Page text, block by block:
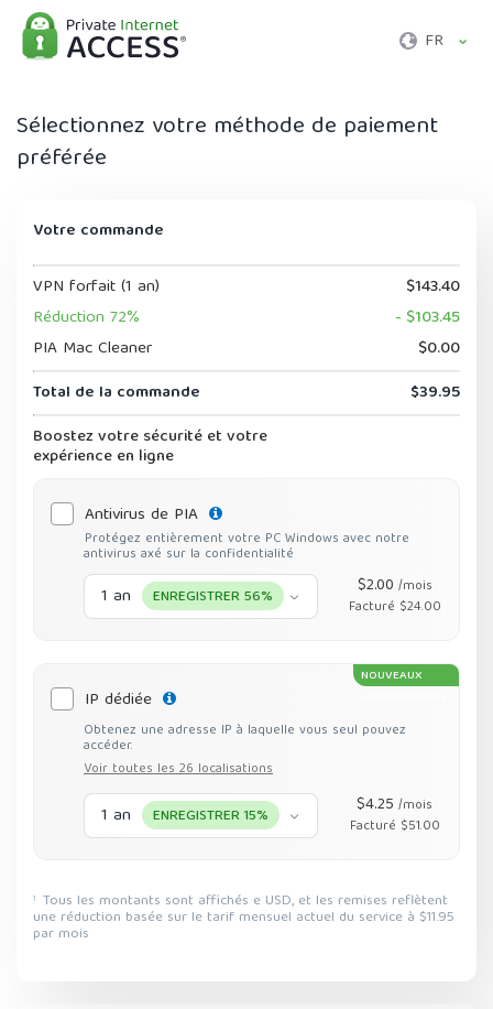
FR
Sélectionnez votre méthode de paiement
préférée
Votre commande
VPN forfait (1 an)
$143.40
Réduction 72%
- $103.45
PIA Mac Cleaner
$0.00
Total de la commande
$39.95
Boostez votre sécurité et votre
expérience en ligne
Antivirus de PIA
Protégez entièrement votre PC Windows avec notre
antivirus axé sur la confidentialité
1 an ENREGISTRER 56% $2.00 /mois
Facturé $24.00
NOUVEAUX
IP dédiée
Obtenez une adresse IP à laquelle vous seul pouvez
accéder.
Voir toutes les 26 localisations
1 an ENREGISTRER 15% $4.25/mois
Facturé $51.00
1 Tous les montants sont affichés e USD, et les remises reflètent
une réduction basée sur le tarif mensuel actuel du service à $11.95
par mois